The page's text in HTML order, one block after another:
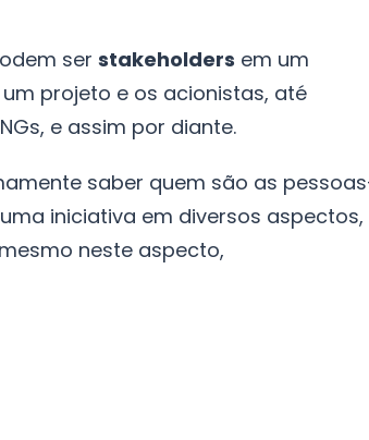
ser stakeholders em um
projeto e os acionistas, até
e assim por diante.
saber quem são as
iniciativa em diversos aspectos,
neste aspecto,